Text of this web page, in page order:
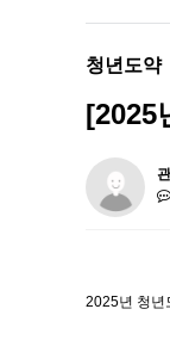
청년도약
[2025
2025년 청년